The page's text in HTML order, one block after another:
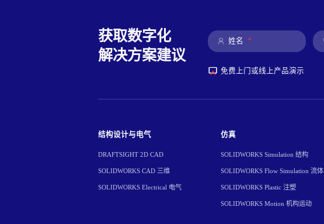
获取数字化
解决方案建议
姓名 *
免费上门或线上产品演示
结构设计与电气
DRAFTSIGHT 2D CAD
SOLIDWORKS CAD 三维
SOLIDWORKS Electrical 电气
仿真
SOLIDWORKS Simulation 结构
SOLIDWORKS Flow Simulation 流体
SOLIDWORKS Plastic 注塑
SOLIDWORKS Motion 机构运动